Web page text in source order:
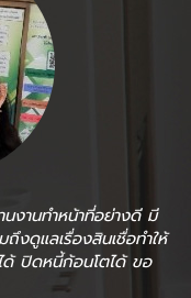
นงานทำหน้าที่อย่างดี มี
งดูแลเรื่องสินเชื่อทำให้
ด้ ปิดหนี้ก้อนโตได้ ขอ